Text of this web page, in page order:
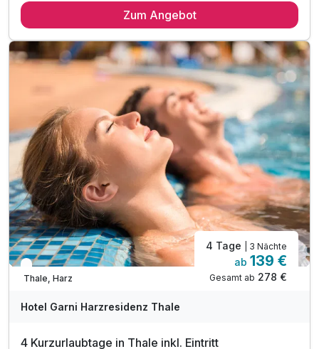
Ausstattung
Für 2 Tage p.P. ab
3 x reichhaltiges Frühstück vom Buffet
inkl. 1 Flasche Wasser auf dem Zimmer
inkl. Entspannungszeit in unserer Sauna
inkl. W-LAN
Zum Angebot
In 1 Woche wieder frei
Thale, Harz
4 Tage | 3 Nächte
ab 139 €
Gesamt ab 278 €
Hotel Garni Harzresidenz Thale
4 Kurzurlaubtage in Thale inkl. Eintritt